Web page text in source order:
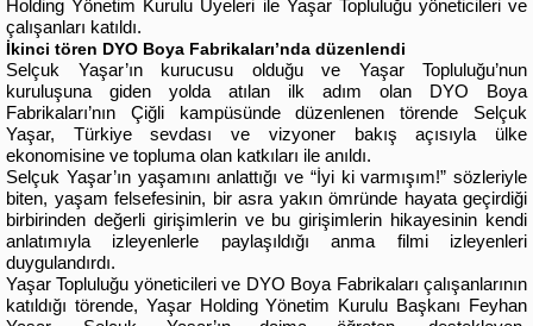
Holding Yönetim Kurulu Üyeleri ile Yaşar Topluluğu yöneticileri ve
çalışanları katıldı.
İkinci tören DYO Boya Fabrikaları’nda düzenlendi
Selçuk Yaşar’ın kurucusu olduğu ve Yaşar Topluluğu’nun
kuruluşuna giden yolda atılan ilk adım olan DYO Boya
Fabrikaları’nın Çiğli kampüsünde düzenlenen törende Selçuk
Yaşar, Türkiye sevdası ve vizyoner bakış açısıyla ülke
ekonomisine ve topluma olan katkıları ile anıldı.
Selçuk Yaşar’ın yaşamını anlattığı ve “İyi ki varmışım!” sözleriyle
biten, yaşam felsefesinin, bir asra yakın ömründe hayata geçirdiği
birbirinden değerli girişimlerin ve bu girişimlerin hikayesinin kendi
anlatımıyla izleyenlerle paylaşıldığı anma filmi izleyenleri
duygulandırdı.
Yaşar Topluluğu yöneticileri ve DYO Boya Fabrikaları çalışanlarının
katıldığı törende, Yaşar Holding Yönetim Kurulu Başkanı Feyhan